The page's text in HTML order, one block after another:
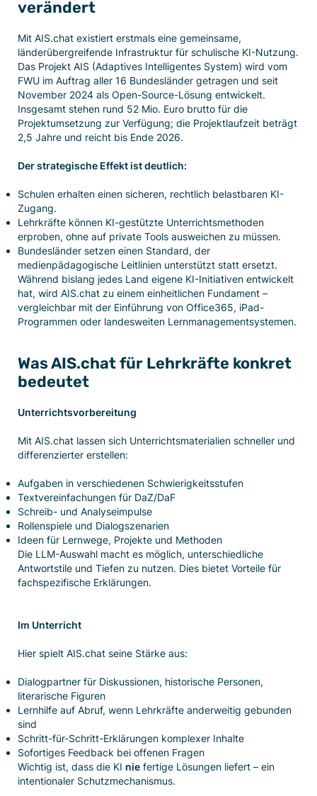
verändert
Mit AIS.chat existiert erstmals eine gemeinsame,
länderübergreifende Infrastruktur für schulische KI-Nutzung.
Das Projekt AIS (Adaptives Intelligentes System) wird vom
FWU im Auftrag aller 16 Bundesländer getragen und seit
November 2024 als Open-Source-Lösung entwickelt.
Insgesamt stehen rund 52 Mio. Euro brutto für die
Projektumsetzung zur Verfügung; die Projektlaufzeit beträgt
2,5 Jahre und reicht bis Ende 2026.
Der strategische Effekt ist deutlich:
Schulen erhalten einen sicheren, rechtlich belastbaren KI-
Zugang.
Lehrkräfte können KI-gestützte Unterrichtsmethoden
erproben, ohne auf private Tools ausweichen zu müssen.
Bundesländer setzen einen Standard, der
medienpädagogische Leitlinien unterstützt statt ersetzt.
Während bislang jedes Land eigene KI-Initiativen entwickelt
hat, wird AIS.chat zu einem einheitlichen Fundament –
vergleichbar mit der Einführung von Office365, iPad-
Programmen oder landesweiten Lernmanagementsystemen.
Was AIS.chat für Lehrkräfte konkret
bedeutet
Unterrichtsvorbereitung
Mit AIS.chat lassen sich Unterrichtsmaterialien schneller und
differenzierter erstellen:
Aufgaben in verschiedenen Schwierigkeitsstufen
Textvereinfachungen für DaZ/DaF
Schreib- und Analyseimpulse
Rollenspiele und Dialogszenarien
Ideen für Lernwege, Projekte und Methoden
Die LLM-Auswahl macht es möglich, unterschiedliche
Antwortstile und Tiefen zu nutzen. Dies bietet Vorteile für
fachspezifische Erklärungen.
Im Unterricht
Hier spielt AIS.chat seine Stärke aus:
Dialogpartner für Diskussionen, historische Personen,
literarische Figuren
Lernhilfe auf Abruf, wenn Lehrkräfte anderweitig gebunden
sind
Schritt-für-Schritt-Erklärungen komplexer Inhalte
Sofortiges Feedback bei offenen Fragen
Wichtig ist, dass die KI nie fertige Lösungen liefert – ein
intentionaler Schutzmechanismus.